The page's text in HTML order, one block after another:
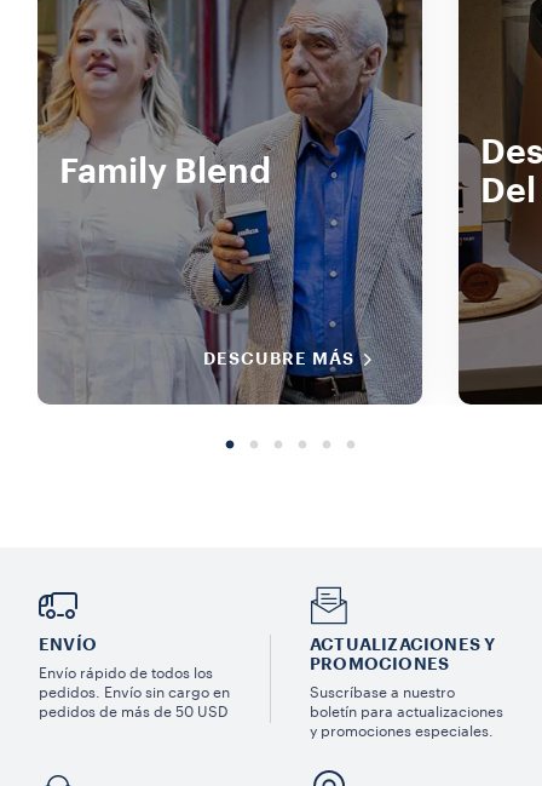
Family Blend
DESCUBRE MÁS
ENVÍO
Envío rápido de todos los
pedidos. Envío sin cargo en
pedidos de más de 50 USD
ACTUALIZACIONES Y
PROMOCIONES
Suscríbase a nuestro
boletín para actualizaciones
y promociones especiales.